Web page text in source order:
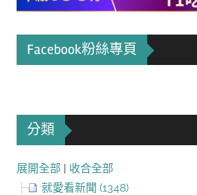
Facebook粉絲專頁
分類
展開全部 | 收合全部
就愛看新聞 (1348)